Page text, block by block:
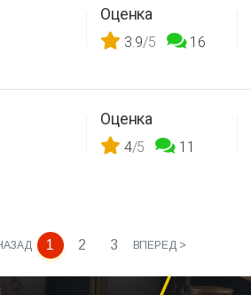
Оценка
3.9/5 16
Оценка
4/5 11
1 2 3 ВПЕРЕД >